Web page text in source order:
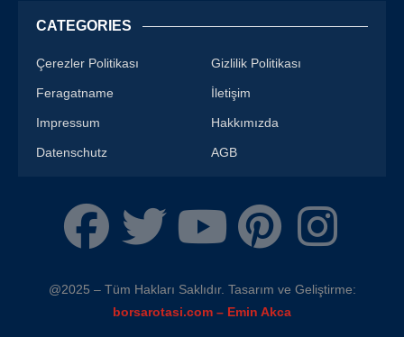
CATEGORIES
Çerezler Politikası Gizlilik Politikası
Feragatname İletişim
Impressum Hakkımızda
Datenschutz AGB
@2025 – Tüm Hakları Saklıdır. Tasarım ve Geliştirme:
borsarotasi.com – Emin Akca